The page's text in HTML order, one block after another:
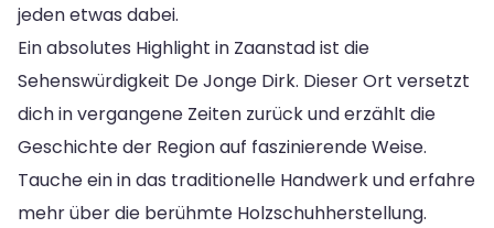
jeden etwas dabei.
Ein absolutes Highlight in Zaanstad ist die
Sehenswürdigkeit De Jonge Dirk. Dieser Ort versetzt
dich in vergangene Zeiten zurück und erzählt die
Geschichte der Region auf faszinierende Weise.
Tauche ein in das traditionelle Handwerk und erfahre
mehr über die berühmte Holzschuhherstellung.